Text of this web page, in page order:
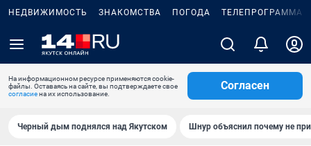
НЕДВИЖИМОСТЬ ЗНАКОМСТВА ПОГОДА ТЕЛЕПРОГРАММА
На информационном ресурсе применяются cookie-
файлы. Оставаясь на сайте, вы подтверждаете свое
согласиена их использование.
Согласен
Черный дым поднялся над Якутском Шнур объяснил почему не